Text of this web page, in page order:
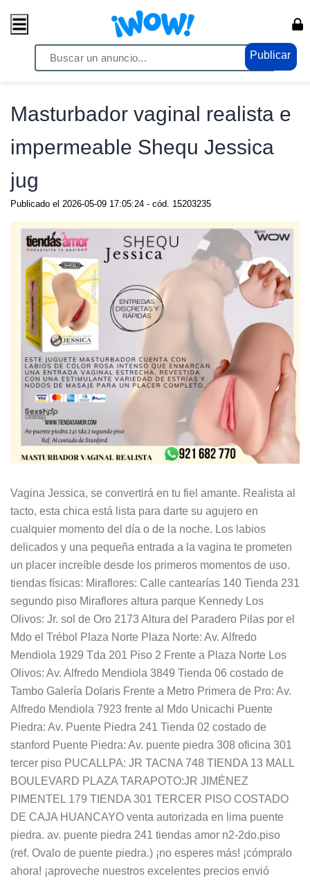
Publicar
/ Eróticos / Juguetes sexuales
Masturbador vaginal realista e
impermeable Shequ Jessica
jug
Publicado el 2026-05-09 17:05:24 - cód. 15203235
Vagina Jessica, se convertirá en tu fiel amante. Realista al
tacto, esta chica está lista para darte su agujero en
cualquier momento del día o de la noche. Los labios
delicados y una pequeña entrada a la vagina te prometen
un placer increíble desde los primeros momentos de uso.
tiendas físicas: Miraflores: Calle cantearías 140 Tienda 231
segundo piso Miraflores altura parque Kennedy Los
Olivos: Jr. sol de Oro 2173 Altura del Paradero Pilas por el
Mdo el Trébol Plaza Norte Plaza Norte: Av. Alfredo
Mendiola 1929 Tda 201 Piso 2 Frente a Plaza Norte Los
Olivos: Av. Alfredo Mendiola 3849 Tienda 06 costado de
Tambo Galería Dolaris Frente a Metro Primera de Pro: Av.
Alfredo Mendiola 7923 frente al Mdo Unicachi Puente
Piedra: Av. Puente Piedra 241 Tienda 02 costado de
stanford Puente Piedra: Av. puente piedra 308 oficina 301
tercer piso PUCALLPA: JR TACNA 748 TIENDA 13 MALL
BOULEVARD PLAZA TARAPOTO:JR JIMÉNEZ
PIMENTEL 179 TIENDA 301 TERCER PISO COSTADO
DE CAJA HUANCAYO venta autorizada en lima puente
piedra. av. puente piedra 241 tiendas amor n2-2do.piso
(ref. Ovalo de puente piedra.) ¡no esperes más! ¡cómpralo
ahora! ¡aproveche nuestros excelentes precios envió